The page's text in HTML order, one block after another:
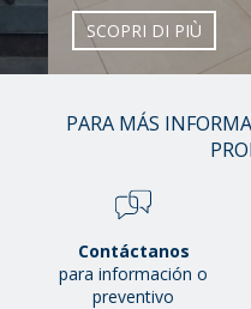
SCOPRI DI PIÙ
01
/
38
PARA MÁS
Contáctanos
para información o
preventivo